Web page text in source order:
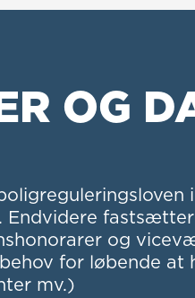
OG
Endvidere
og
for løbende
mv.)